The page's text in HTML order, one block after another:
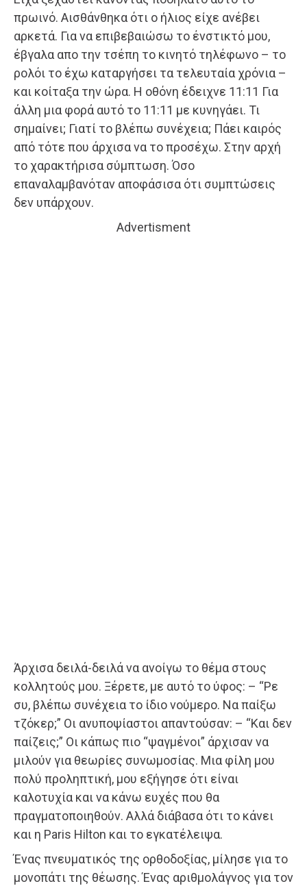
πρωινό. Αισθάνθηκα ότι ο ήλιος είχε ανέβει
αρκετά. Για να επιβεβαιώσω το ένστικτό μου,
έβγαλα απο την τσέπη το κινητό τηλέφωνο – το
ρολόι το έχω καταργήσει τα τελευταία χρόνια –
και κοίταξα την ώρα. Η οθόνη έδειχνε 11:11 Για
άλλη μια φορά αυτό το 11:11 με κυνηγάει. Τι
σημαίνει; Γιατί το βλέπω συνέχεια; Πάει καιρός
από τότε που άρχισα να το προσέχω. Στην αρχή
το χαρακτήρισα σύμπτωση. Όσο
επαναλαμβανόταν αποφάσισα ότι συμπτώσεις
δεν υπάρχουν.
Advertisment
Άρχισα δειλά-δειλά να ανοίγω το θέμα στους
κολλητούς μου. Ξέρετε, με αυτό το ύφος: – “Ρε
συ, βλέπω συνέχεια το ίδιο νούμερο. Να παίξω
τζόκερ;” Οι ανυποψίαστοι απαντούσαν: – “Και δεν
παίζεις;” Οι κάπως πιο “ψαγμένοι” άρχισαν να
μιλούν για θεωρίες συνωμοσίας. Μια φίλη μου
πολύ προληπτική, μου εξήγησε ότι είναι
καλοτυχία και να κάνω ευχές που θα
πραγματοποιηθούν. Αλλά διάβασα ότι το κάνει
και η Paris Hilton και το εγκατέλειψα.
Ένας πνευματικός της ορθοδοξίας, μίλησε για το
μονοπάτι της θέωσης. Ένας αριθμολάγνος για τον